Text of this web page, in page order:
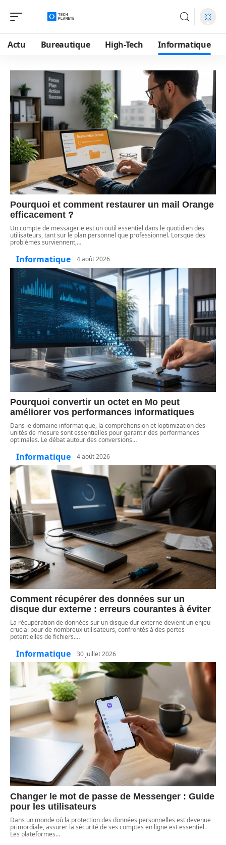
Actu Bureautique High-Tech Informatique
Pourquoi et comment restaurer un mail Orange
efficacement ?
Un compte de messagerie est un outil essentiel dans le quotidien des
utilisateurs, tant sur le plan personnel que professionnel. Lorsque des
problèmes surviennent,…
Informatique 4 août 2026
Pourquoi convertir un octet en Mo peut
améliorer vos performances informatiques
Dans le domaine informatique, la compréhension et loptimization des
unités de mesure sont essentielles pour garantir des performances
optimales. Le débat autour des conversions…
Informatique 4 août 2026
Comment récupérer des données sur un
disque dur externe : erreurs courantes à éviter
La récupération de données sur un disque dur externe devient un enjeu
crucial pour de nombreux utilisateurs, confrontés à des pertes
potentielles de fichiers.…
Informatique 30 juillet 2026
Changer le mot de passe de Messenger : Guide
pour les utilisateurs
Dans un monde où la protection des données personnelles est devenue
primordiale, assurer la sécurité de ses comptes en ligne est essentiel.
Les plateformes…